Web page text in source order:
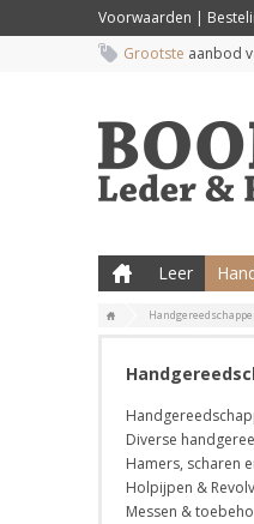
Voorwaarden |
Grootste aanbod
Leer
Diverse
Hamers, scharen
Holpijpen &
Messen &